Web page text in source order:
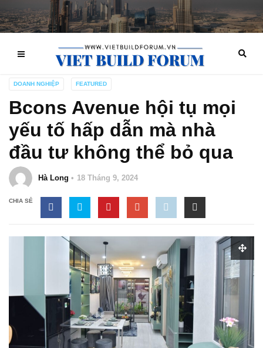
DOANH NGHIỆP FEATURED
Bcons Avenue hội tụ mọi
yếu tố hấp dẫn mà nhà
đầu tư không thể bỏ qua
Hà Long 18 Tháng 9, 2024
CHIA SẺ